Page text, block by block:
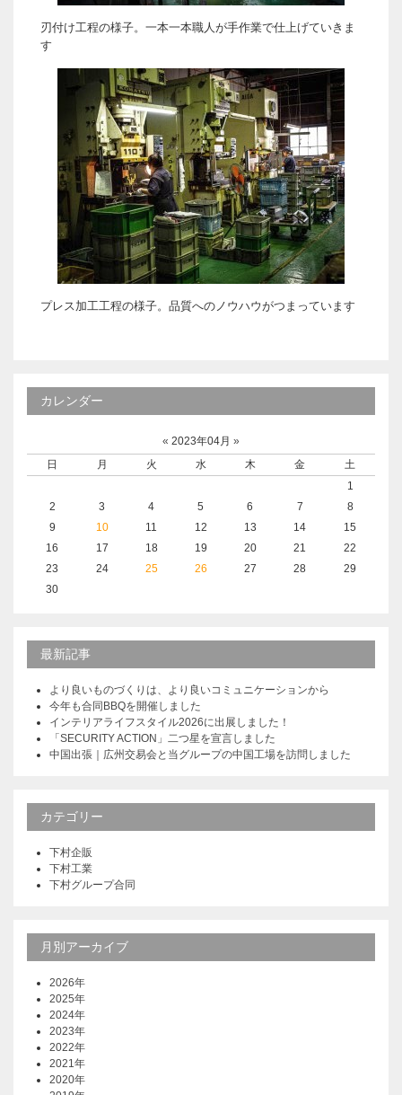
刃付け工程の様子。一本一本職人が手作業で仕上げていきま
す
プレス加工工程の様子。品質へのノウハウがつまっています
カレンダー
« 2023年04月 »
日
月 火 水 木 金
土
1
2
3 4 5 6 7
8
9
10 11 12 13 14
15
16
17 18 19 20 21
22
23
24 25 26 27 28
29
30
最新記事
より良いものづくりは、より良いコミュニケーションから
今年も合同BBQを開催しました
インテリアライフスタイル2026に出展しました！
「SECURITY ACTION」二つ星を宣言しました
中国出張｜広州交易会と当グループの中国工場を訪問しました
カテゴリー
下村企販
下村工業
下村グループ合同
月別アーカイブ
2026年
2025年
2024年
2023年
2022年
2021年
2020年